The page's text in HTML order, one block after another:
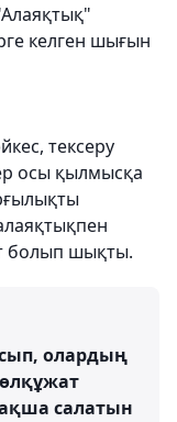
келген шығын
тексеру
осы қылмысқа
болып шықты.
олардың
ақша салатын